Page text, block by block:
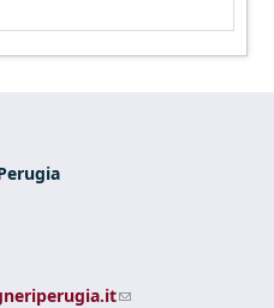
(link sends e-mail)